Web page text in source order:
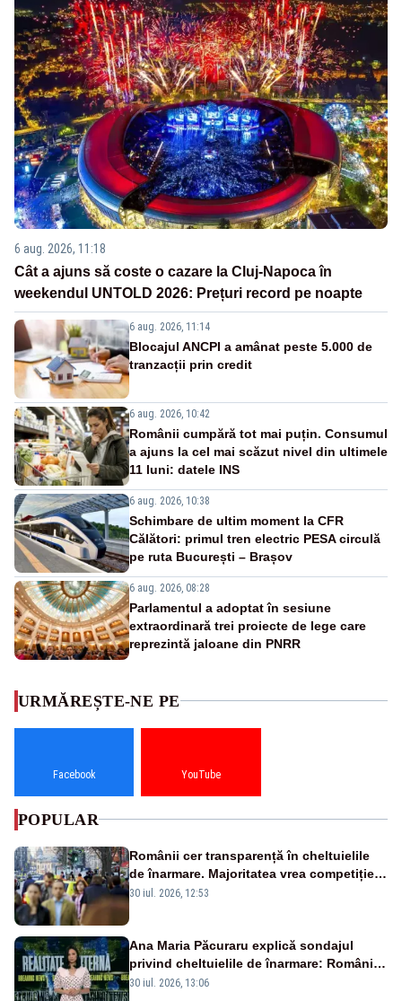
6 aug. 2026, 11:18
Cât a ajuns să coste o cazare la Cluj-Napoca în
weekendul UNTOLD 2026: Prețuri record pe noapte
6 aug. 2026, 11:14
Blocajul ANCPI a amânat peste 5.000 de
tranzacții prin credit
6 aug. 2026, 10:42
Românii cumpără tot mai puțin. Consumul
a ajuns la cel mai scăzut nivel din ultimele
11 luni: datele INS
6 aug. 2026, 10:38
Schimbare de ultim moment la CFR
Călători: primul tren electric PESA circulă
pe ruta București – Brașov
6 aug. 2026, 08:28
Parlamentul a adoptat în sesiune
extraordinară trei proiecte de lege care
reprezintă jaloane din PNRR
URMĂREȘTE-NE PE
Facebook YouTube
POPULAR
Românii cer transparență în cheltuielile
de înarmare. Majoritatea vrea competiție
reală și industrie locală – SONDAJ
30 iul. 2026, 12:53
Ana Maria Păcuraru explică sondajul
privind cheltuielile de înarmare: Românii
cer transparență în achiziții și un echilibru
30 iul. 2026, 13:06